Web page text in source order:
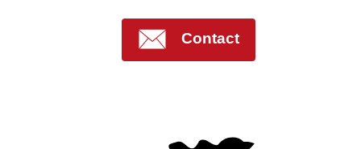
Contact